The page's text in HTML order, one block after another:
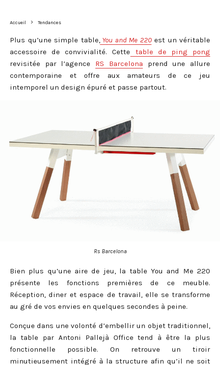
Accueil Tendances
Plus qu’une simple table,You and Me 220est un véritable
accessoire de convivialité. Cette table de ping pong
revisitée par l’agence RS Barcelona prend une allure
contemporaine et offre aux amateurs de ce jeu
intemporel un design épuré et passe partout.
Rs Barcelona
Bien plus qu’une aire de jeu, la table You and Me 220
présente les fonctions premières de ce meuble.
Réception, diner et espace de travail, elle se transforme
au gré de vos envies en quelques secondes à peine.
Conçue dans une volonté d’embellir un objet traditionnel,
la table par Antoni Pallejà Office tend à être la plus
fonctionnelle possible. On retrouve un tiroir
minutieusement intégré à la structure afin qu’il ne soit